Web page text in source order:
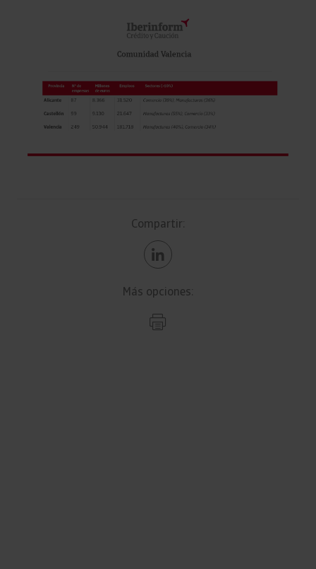
Compartir:
Más opciones: